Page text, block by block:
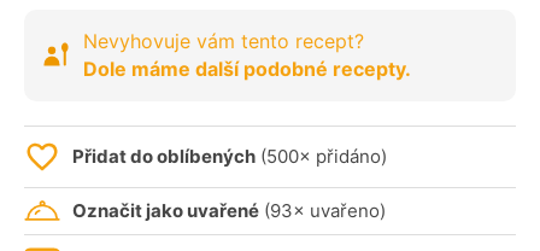
Nevyhovuje vám tento recept?
Dole máme další podobné recepty.
Přidat do oblíbených (500× přidáno)
Označit jako uvařené (93× uvařeno)